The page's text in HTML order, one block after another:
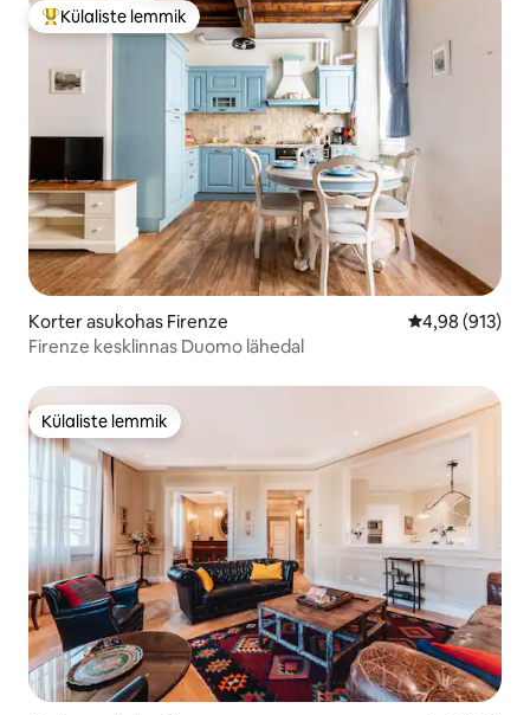
Külaliste suur lemmik
Külaliste lemmik
Korter asukohas Firenze Keskmine
4,98 (913)
Firenze kesklinnas Duomo lähedal
Külaliste lemmik
Külaliste lemmik